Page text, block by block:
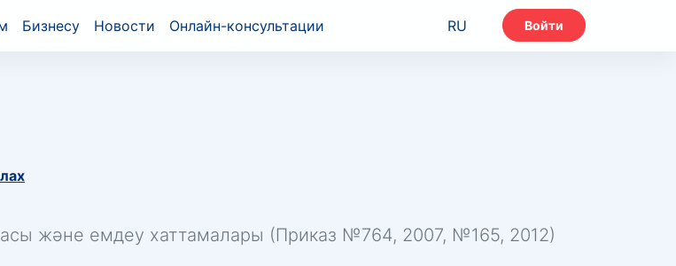
Бизнесу Новости Онлайн-консультации RU Войти
және емдеу хаттамалары (Приказ №764, 2007, №165, 2012)